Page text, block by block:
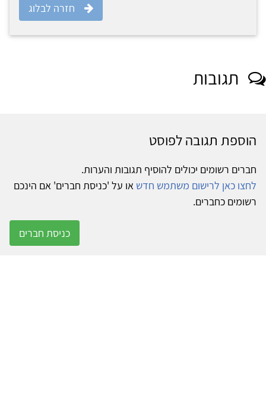
חזרה לבלוג
תגובות
הוספת תגובה לפוסט
חברים רשומים יכולים להוסיף תגובות והערות.
לחצו כאן לרישום משתמש חדש או על 'כניסת חברים' אם הינכם
רשומים כחברים.
כניסת חברים